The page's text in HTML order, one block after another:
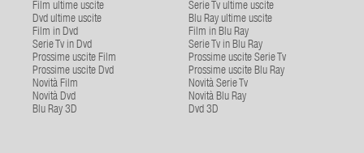
Film ultime uscite
Serie Tv ultime uscite
Dvd ultime uscite
Blu Ray ultime uscite
Film in Dvd
Film in Blu Ray
Serie Tv in Dvd
Serie Tv in Blu Ray
Prossime uscite Film
Prossime uscite Serie Tv
Prossime uscite Dvd
Prossime uscite Blu Ray
Novità Film
Novità Serie Tv
Novità Dvd
Novità Blu Ray
Blu Ray 3D
Dvd 3D